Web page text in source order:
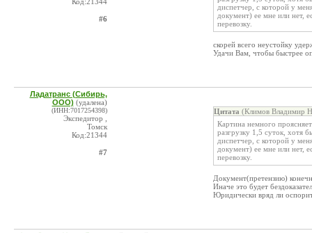
#6
диспетчер, с которой у
документ) ее мне или нет,
перевозку.
скорей всего неустойку
Удачи Вам, чтобы быстрее
Ладатранс (Сибирь,
ООО) (удалена)
(ИНН:7017254398)
Экспедитор ,
Томск
Код:21344
#7
Цитата (Климов Владимир
Картина немного
разгрузку 1,5 суток, хотя
диспетчер, с которой у
документ) ее мне или нет,
перевозку.
Документ(претензию)
Иначе это будет
Юридически вряд ли